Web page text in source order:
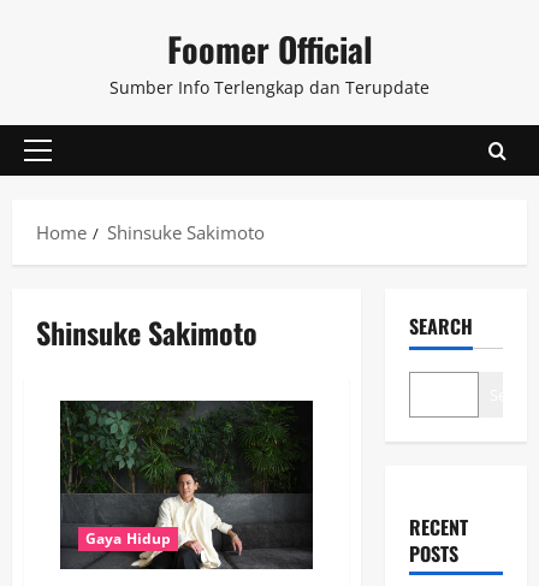
Foomer Official
Sumber Info Terlengkap dan Terupdate
Primary
Home
Shinsuke Sakimoto
Shinsuke Sakimoto
Gaya Hidup
SEARCH
RECENT
POSTS